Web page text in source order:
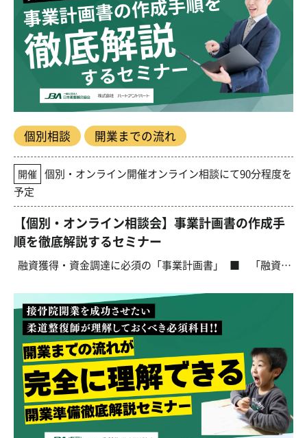
個別相談 開業までの流れ
開催 個別・オンライン開催オンライン相談にて90分程度を
予定
【個別・オンライン相談会】事業計画書の作成手
順を徹底解説するセミナー
融資獲得・資金調達に必須の「事業計画書」 ■ 「融資を受けたいけれど、どんな